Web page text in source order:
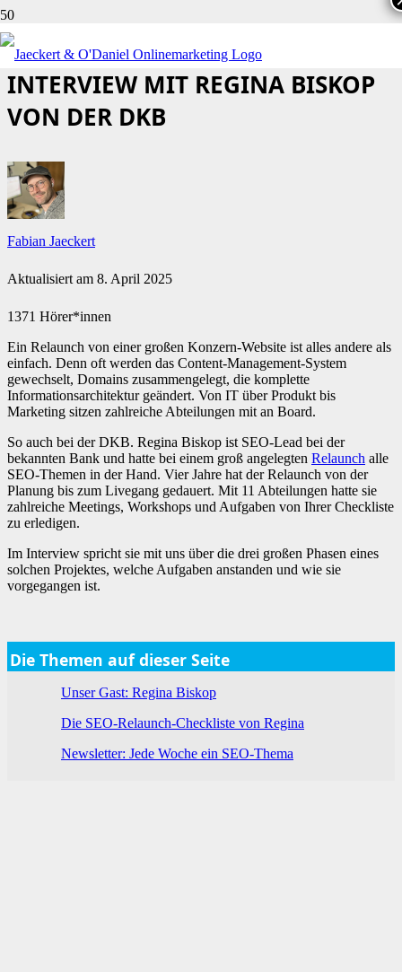
DIE RELAUNCH-SEO-CHECKLISTE:
INTERVIEW MIT REGINA BISKOP
VON DER DKB
Fabian Jaeckert
Aktualisiert am 8. April 2025
1371 Hörer*innen
Ein Relaunch von einer großen Konzern-Website ist alles andere als
einfach. Denn oft werden das Content-Management-System
gewechselt, Domains zusammengelegt, die komplette
Informationsarchitektur geändert. Von IT über Produkt bis
Marketing sitzen zahlreiche Abteilungen mit an Board.
So auch bei der DKB. Regina Biskop ist SEO-Lead bei der
bekannten Bank und hatte bei einem groß angelegten Relaunch alle
SEO-Themen in der Hand. Vier Jahre hat der Relaunch von der
Planung bis zum Livegang gedauert. Mit 11 Abteilungen hatte sie
zahlreiche Meetings, Workshops und Aufgaben von Ihrer Checkliste
zu erledigen.
Im Interview spricht sie mit uns über die drei großen Phasen eines
solchen Projektes, welche Aufgaben anstanden und wie sie
vorgegangen ist.
Die Themen auf dieser Seite
Unser Gast: Regina Biskop
Die SEO-Relaunch-Checkliste von Regina
Newsletter: Jede Woche ein SEO-Thema